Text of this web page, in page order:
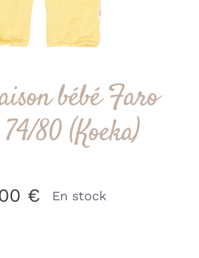
bébé Faro
80 (Koeka)
€ En stock